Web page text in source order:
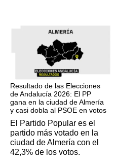
Resultado de las Elecciones
de Andalucía 2026: El PP
gana en la ciudad de Almería
y casi dobla al PSOE en votos
El Partido Popular es el
partido más votado en la
ciudad de Almería con el
42,3% de los votos.